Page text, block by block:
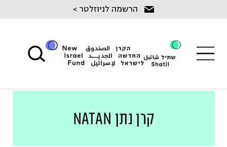
content
הרשמה לניוזלטר >
קרן נתן NATAN